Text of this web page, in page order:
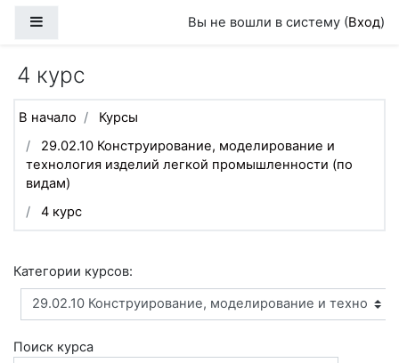
Вы не вошли в систему (Вход)
4 курс
В начало
Курсы
29.02.10 Конструирование, моделирование и
технология изделий легкой промышленности (по
видам)
4 курс
Категории курсов:
Поиск курса